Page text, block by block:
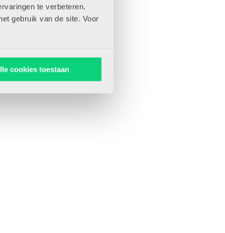
te verbeteren.
gebruik van de site. Voor
cookies toestaan